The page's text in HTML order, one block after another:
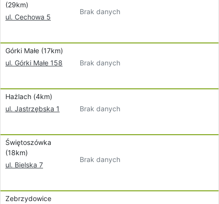
(29km)
ul. Cechowa 5
Brak danych
Górki Małe (17km)
ul. Górki Małe 158
Brak danych
Hażlach (4km)
ul. Jastrzębska 1
Brak danych
Świętoszówka
(18km)
ul. Bielska 7
Brak danych
Zebrzydowice